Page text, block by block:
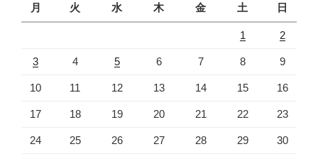
月
火 水 木 金 土 日
1 2
3 4 5 6 7 8 9
10 11 12 13 14 15 16
17 18 19 20 21 22 23
24 25 26 27 28 29 30